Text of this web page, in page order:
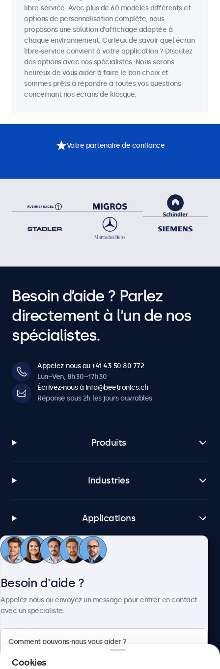
libre-service. Avec plus de 60 modèles différents et
options de personnalisation complète, nous
proposons une solution d'affichage adaptée à
chaque environnement. Curieux de savoir quel écran
libre-service convient à votre application ? Discutez
des options avec nos spécialistes. Nous serons
heureux de vous aider à faire le bon choix et
sommes prêts à répondre à toutes vos questions
concernant nos écrans de kiosque.
Votre partenaire de confiance
Besoin d’aide ? Parlez
directement à l’un de nos
spécialistes.
Appelez-nous au +41 43 50 80 772
Lun–Ven, 8h30–17h30
Écrivez-nous à info@beetronics.ch
Réponse sous 2h les jours ouvrables
Produits
Industries
Applications
Service client
Besoin d'aide ?
Appelez-nous ou envoyez un message pour entrer en contact
avec un spécialiste.
Cookies